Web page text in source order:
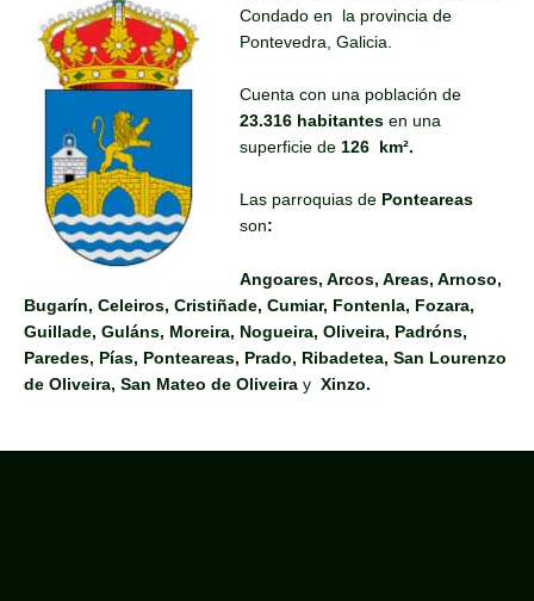
Condado en la provincia de
Pontevedra, Galicia.
Cuenta con una población de
23.316 habitantes en una
superficie de 126 km².
Las parroquias de Ponteareas
son:
Angoares, Arcos, Areas, Arnoso,
Bugarín, Celeiros, Cristiñade, Cumiar, Fontenla, Fozara,
Guillade, Guláns, Moreira, Nogueira, Oliveira, Padróns,
Paredes, Pías, Ponteareas, Prado, Ribadetea, San Lourenzo
de Oliveira, San Mateo de Oliveira y Xinzo.